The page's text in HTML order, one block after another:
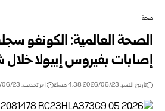
صحة
الصحة العالمية: الكونغو
إصابات بفيروس إيبولا خلال
تاريخ النشر: 2026/06/23 4:38 مساءً اخر تحديث: 2026/06/23 4:38 مساءً